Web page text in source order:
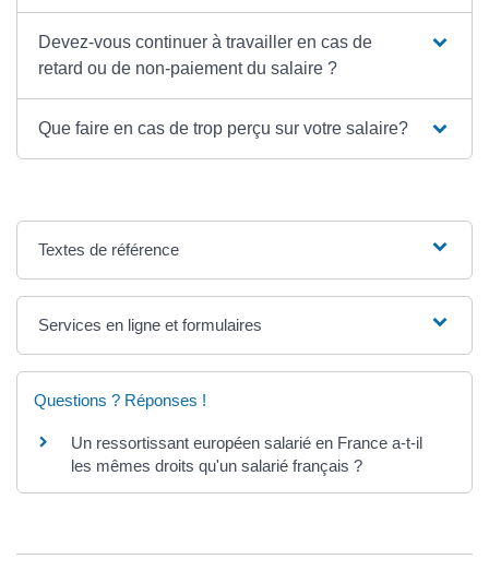
Devez-vous continuer à travailler en cas de
retard ou de non-paiement du salaire ?
Que faire en cas de trop perçu sur votre salaire?
Textes de référence
Services en ligne et formulaires
Questions ? Réponses !
Un ressortissant européen salarié en France a-t-il
les mêmes droits qu'un salarié français ?